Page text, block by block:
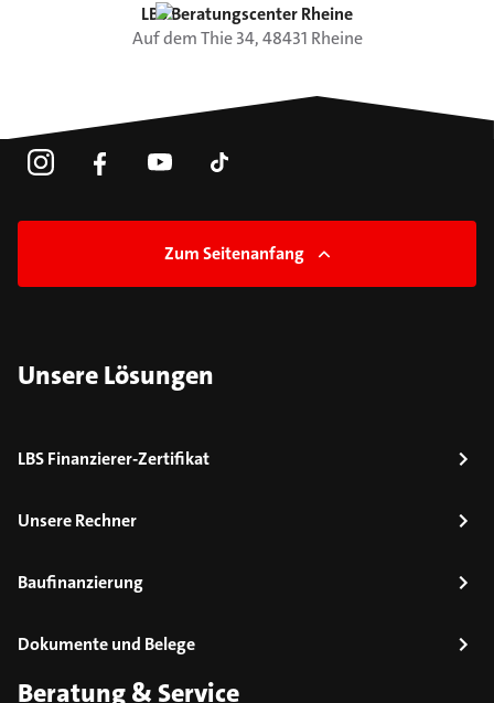
LBS Beratungscenter Rheine
Auf dem Thie 34,48431 Rheine
Zum Seitenanfang
Unsere Lösungen
LBS Finanzierer-Zertifikat
Unsere Rechner
Baufinanzierung
Dokumente und Belege
Beratung & Service